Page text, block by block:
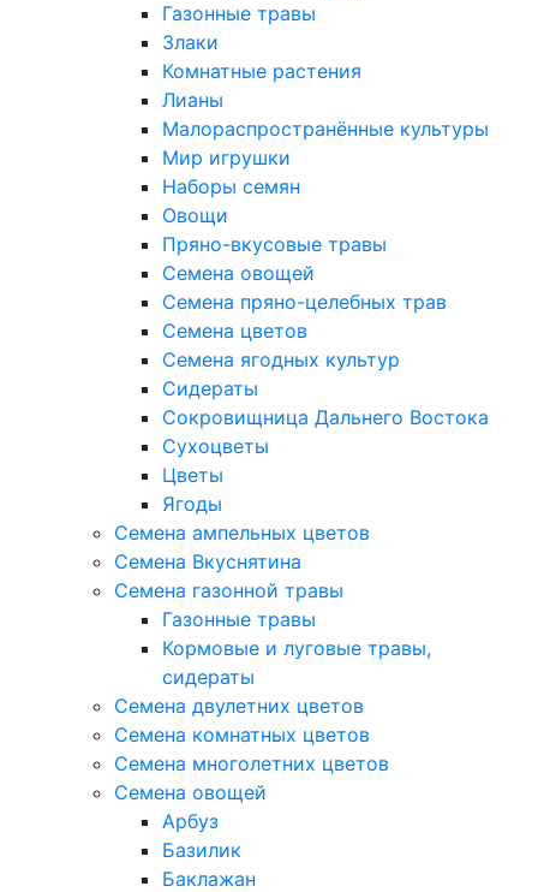
Газонные травы
Злаки
Комнатные растения
Лианы
Малораспространённые культуры
Мир игрушки
Наборы семян
Овощи
Пряно-вкусовые травы
Семена овощей
Семена пряно-целебных трав
Семена цветов
Семена ягодных культур
Сидераты
Сокровищница Дальнего Востока
Сухоцветы
Цветы
Ягоды
Семена ампельных цветов
Семена Вкуснятина
Семена газонной травы
Газонные травы
Кормовые и луговые травы,
сидераты
Семена двулетних цветов
Семена комнатных цветов
Семена многолетних цветов
Семена овощей
Арбуз
Базилик
Баклажан